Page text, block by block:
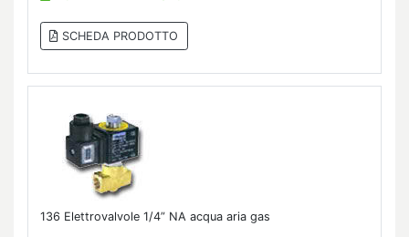
SCHEDA PRODOTTO
136 Elettrovalvole 1/4” NA acqua aria gas